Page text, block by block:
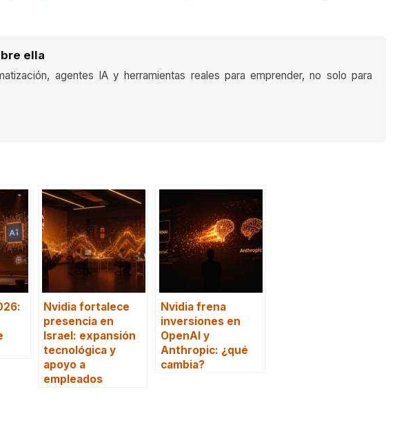
ella
agentes IA y herramientas reales para emprender, no solo para
Nvidia fortalece
presencia en
Israel: expansión
tecnológica y
apoyo a
empleados
Nvidia frena
inversiones en
OpenAI y
Anthropic: ¿qué
cambia?